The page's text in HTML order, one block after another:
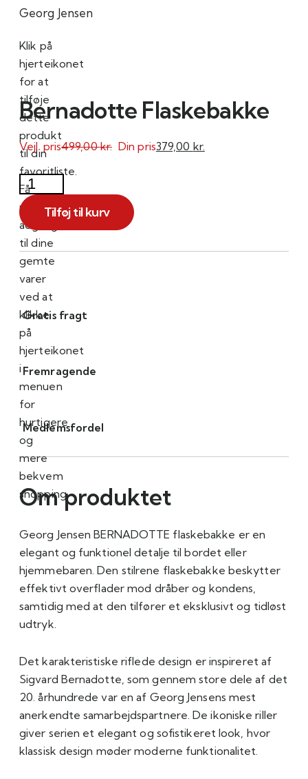
Georg Jensen
Klik på
hjerteikonet
for at
tilføje
dette
produkt
til din
favoritliste.
Få
nemt
adgang
til dine
gemte
varer
ved at
klikke
på
hjerteikonet
i
menuen
for
hurtigere
og
mere
bekvem
shopping.
Bernadotte Flaskebakke
Vejl. pris499,00kr. Din pris379,00 kr.
Bernadotte
Flaskebakke
antal
Tilføj til kurv
Gratis fragt
Fremragende
Medlemsfordel
Om produktet
Georg Jensen BERNADOTTE flaskebakke er en
elegant og funktionel detalje til bordet eller
hjemmebaren. Den stilrene flaskebakke beskytter
effektivt overflader mod dråber og kondens,
samtidig med at den tilfører et eksklusivt og tidløst
udtryk.
Det karakteristiske riflede design er inspireret af
Sigvard Bernadotte , som gennem store dele af det
20. århundrede var en af Georg Jensens mest
anerkendte samarbejdspartnere. De ikoniske riller
giver serien et elegant og sofistikeret look, hvor
klassisk design møder moderne funktionalitet.